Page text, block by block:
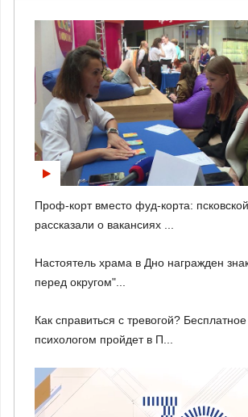
Проф-корт вместо фуд-корта:
рассказали о вакансиях ...
Настоятель храма в Дно награжден
перед округом"...
Как справиться с тревогой?
психологом пройдет в П...